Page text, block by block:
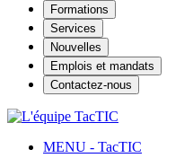
Formations
Services
Nouvelles
Emplois et mandats
Contactez-nous
MENU - TacTIC